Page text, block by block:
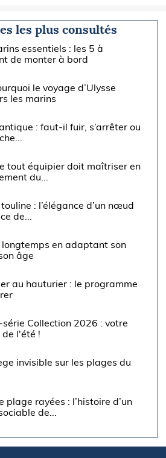
les plus consultés
essentiels : les 5 à
de monter à bord
le voyage d’Ulysse
les marins
: faut-il fuir, s’arrêter ou
tout équipier doit maîtriser en
du...
: l’élégance d’un nœud
de...
en adaptant son
âge
au hauturier : le programme
Collection 2026 : votre
l'été !
invisible sur les plages du
plage rayées : l’histoire d’un
de...